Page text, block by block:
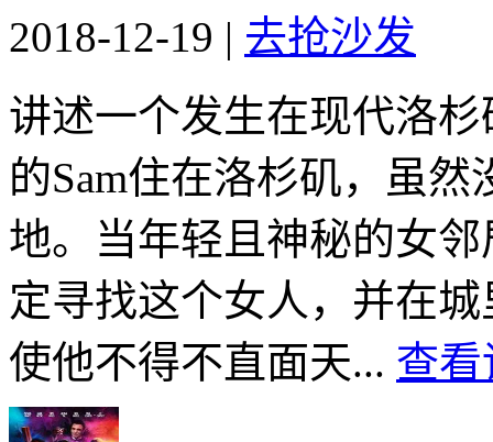
2018-12-19 | 去抢沙发
讲述一个发生在现代洛
的Sam住在洛杉矶，虽
地。当年轻且神秘的女邻
定寻找这个女人，并在
使他不得不直面天... 查看